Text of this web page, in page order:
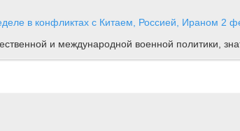
в конфликтах с Китаем, Россией, Ираном 2
и международной военной